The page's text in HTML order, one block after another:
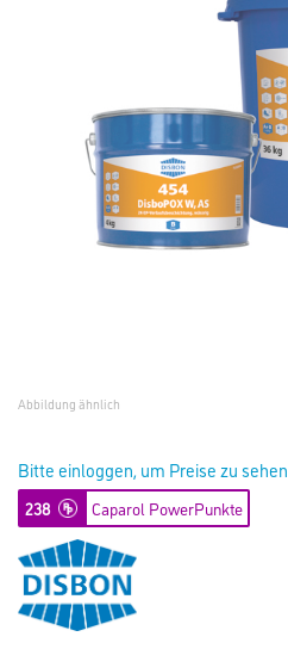
Abbildung ähnlich
Bitte einloggen, um Preise zu sehen
238 Caparol PowerPunkte